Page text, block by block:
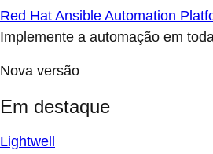
Red Hat Ansible Automation
Implemente a automação em
Nova versão
Em destaque
Lightwell